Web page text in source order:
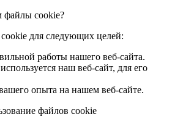
файлы cookie?
для следующих целей:
работы нашего веб-сайта.
наш веб-сайт, для его
опыта на нашем веб-сайте.
файлов cookie